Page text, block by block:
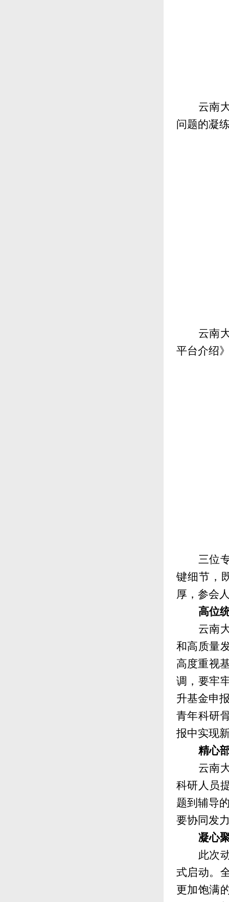
云南
问题的凝
云南
平台介绍
三位
键细节，
厚，参会
高位
云南
和高质量
高度重视
调，要牢
升基金申
青年科研
报中实现
精心
云南
科研人员
题到辅导
要协同发
凝心
此次
式启动。
更加饱满